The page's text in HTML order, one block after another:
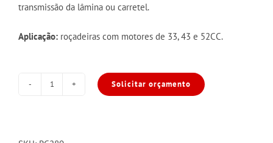
transmissão da lâmina ou carretel.
Aplicação: roçadeiras com motores de 33, 43 e 52CC.
Solicitar orçamento